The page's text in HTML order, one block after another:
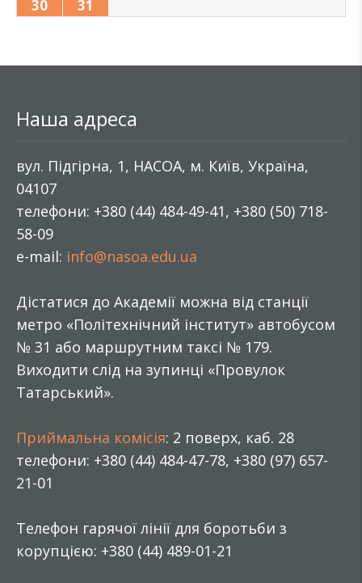
30
31
Наша адреса
вул. Підгірна, 1, НАСОА, м. Київ, Україна,
04107
телефони: +380 (44) 484-49-41, +380 (50) 718-
58-09
e-mail: info@nasoa.edu.ua
Дістатися до Академії можна від станції
метро «Політехнічний інститут» автобусом
№ 31 або маршрутним таксі № 179.
Виходити слід на зупинці «Провулок
Татарський».
Приймальна комісія: 2 поверх, каб. 28
телефони: +380 (44) 484-47-78, +380 (97) 657-
21-01
Телефон гарячої лінії для боротьби з
корупцією: +380 (44) 489-01-21